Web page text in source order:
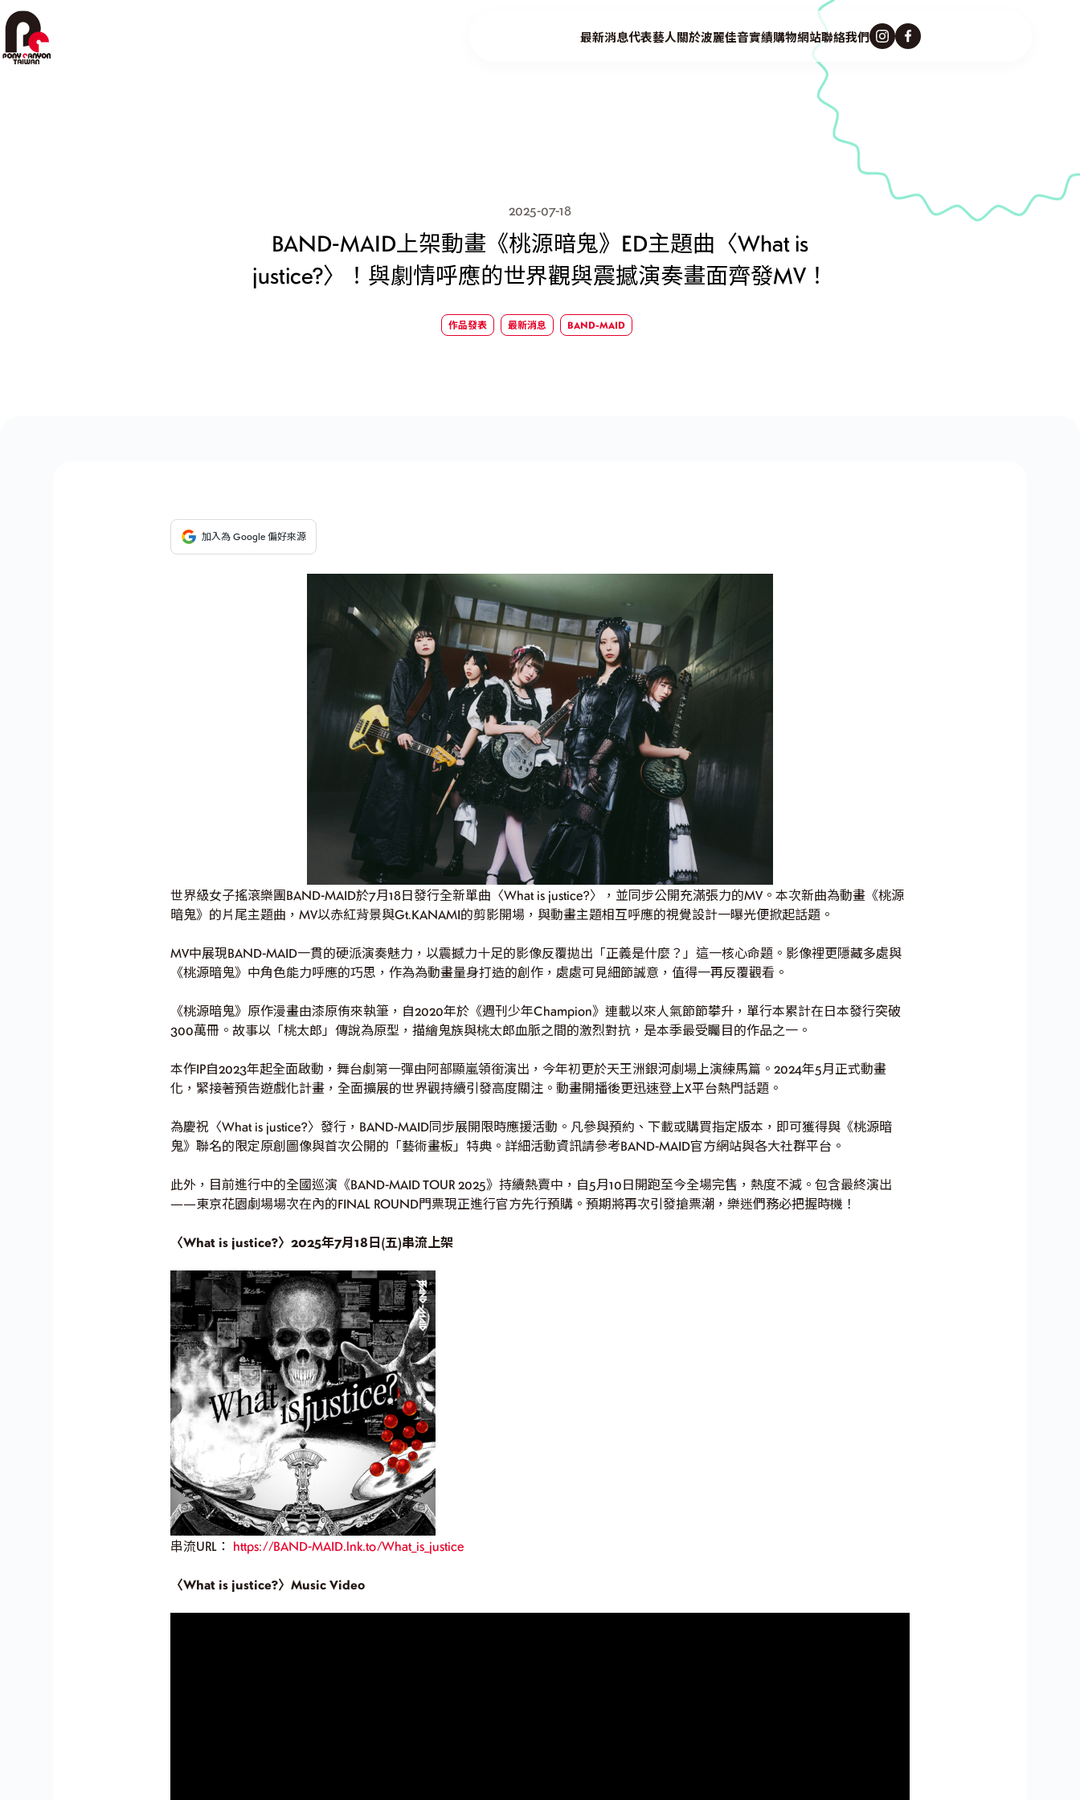
至
主
最新消息代表藝人關於波麗佳音實績購物網站聯絡我們
2025-07-18
BAND-MAID上架動畫《桃源暗鬼》ED主題曲〈What is
justice?〉！與劇情呼應的世界觀與震撼演奏畫面齊發MV！
作品發表 最新消息 BAND-MAID
加入為 Google 偏好來源
世界級女子搖滾樂團BAND-MAID於7月18日發行全新單曲〈What is justice?〉，並同步公開充滿張力的MV。本次新曲為動畫《桃源
暗鬼》的片尾主題曲，MV以赤紅背景與Gt.KANAMI的剪影開場，與動畫主題相互呼應的視覺設計一曝光便掀起話題。
MV中展現BAND-MAID一貫的硬派演奏魅力，以震撼力十足的影像反覆拋出「正義是什麼？」這一核心命題。影像裡更隱藏多處與
《桃源暗鬼》中角色能力呼應的巧思，作為為動畫量身打造的創作，處處可見細節誠意，值得一再反覆觀看。
《桃源暗鬼》原作漫畫由漆原侑來執筆，自2020年於《週刊少年Champion》連載以來人氣節節攀升，單行本累計在日本發行突破
300萬冊。故事以「桃太郎」傳說為原型，描繪鬼族與桃太郎血脈之間的激烈對抗，是本季最受矚目的作品之一。
本作IP自2023年起全面啟動，舞台劇第一彈由阿部顯嵐領銜演出，今年初更於天王洲銀河劇場上演練馬篇。2024年5月正式動畫
化，緊接著預告遊戲化計畫，全面擴展的世界觀持續引發高度關注。動畫開播後更迅速登上X平台熱門話題。
為慶祝〈What is justice?〉發行，BAND-MAID同步展開限時應援活動。凡參與預約、下載或購買指定版本，即可獲得與《桃源暗
鬼》聯名的限定原創圖像與首次公開的「藝術畫板」特典。詳細活動資訊請參考BAND-MAID官方網站與各大社群平台。
此外，目前進行中的全國巡演《BAND-MAID TOUR 2025》持續熱賣中，自5月10日開跑至今全場完售，熱度不減。包含最終演出
——東京花園劇場場次在內的FINAL ROUND門票現正進行官方先行預購。預期將再次引發搶票潮，樂迷們務必把握時機！
〈What is justice?〉2025年7月18日(五)串流上架
串流URL： https://BAND-MAID.lnk.to/What_is_justice
〈What is justice?〉 Music Video